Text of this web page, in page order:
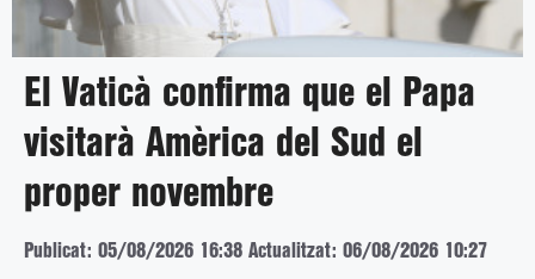
El Vaticà confirma que el Papa
visitarà Amèrica del Sud el
proper novembre
Publicat: 05/08/2026 16:38 Actualitzat: 06/08/2026 10:27